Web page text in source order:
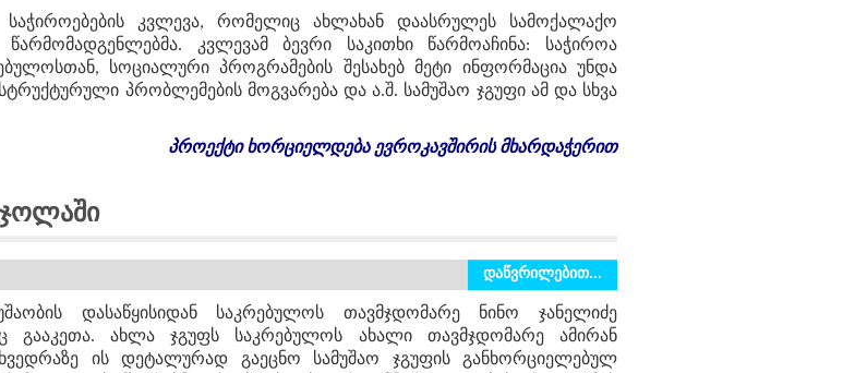
კვლევა, რომელიც ახლახან დაასრულეს სამოქალაქო
კვლევამ ბევრი საკითხი წარმოაჩინა: საჭიროა
სოციალური პროგრამების შესახებ მეტი ინფორმაცია უნდა
პრობლემების მოგვარება და ა.შ. სამუშაო ჯგუფი ამ და სხვა
პროექტი ხორციელდება ევროკავშირის მხარდაჭერით
დაწვრილებით...
დასაწყისიდან საკრებულოს თავმჯდომარე ნინო ჯანელიძე
გააკეთა. ახლა ჯგუფს საკრებულოს ახალი თავმჯდომარე ამირან
ის დეტალურად გაეცნო სამუშაო ჯგუფის განხორციელებულ